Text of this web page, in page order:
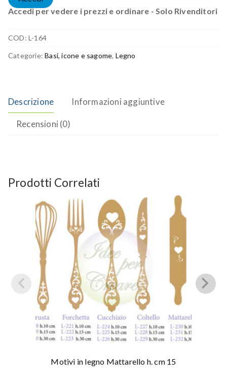
Accedi per vedere i prezzi e ordinare - Solo Rivenditori
COD: L-164
Categorie:Basi, icone e sagome, Legno
Descrizione Informazioni aggiuntive
Recensioni (0)
Prodotti Correlati
Motivi in legno Mattarello h. cm 15